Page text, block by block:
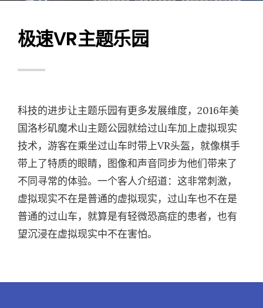
极速VR主题乐园
科技的进步让主题乐园有更多发展维度，2016年美
国洛杉矶魔术山主题公园就给过山车加上虚拟现实
技术，游客在乘坐过山车时带上VR头盔，就像棋手
带上了特质的眼睛，图像和声音同步为他们带来了
不同寻常的体验。一个客人介绍道：这非常刺激，
虚拟现实不在是普通的虚拟现实，过山车也不在是
普通的过山车，就算是有轻微恐高症的患者，也有
望沉浸在虚拟现实中不在害怕。